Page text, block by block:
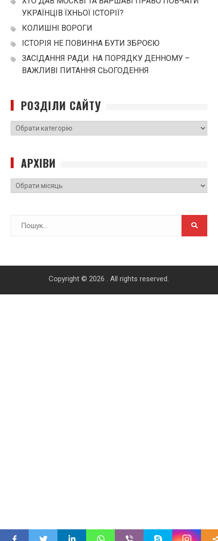
УКРАЇНЦІВ ЇХНЬОЇ ІСТОРІЇ?
КОЛИШНІ ВОРОГИ
ІСТОРІЯ НЕ ПОВИННА БУТИ ЗБРОЄЮ
ЗАСІДАННЯ РАДИ. НА ПОРЯДКУ ДЕННОМУ –
ВАЖЛИВІ ПИТАННЯ СЬОГОДЕННЯ
РОЗДІЛИ САЙТУ
РОЗДІЛИ
САЙТУ
АРХІВИ
Архіви
Copyright © 2026 . All rights reserved.